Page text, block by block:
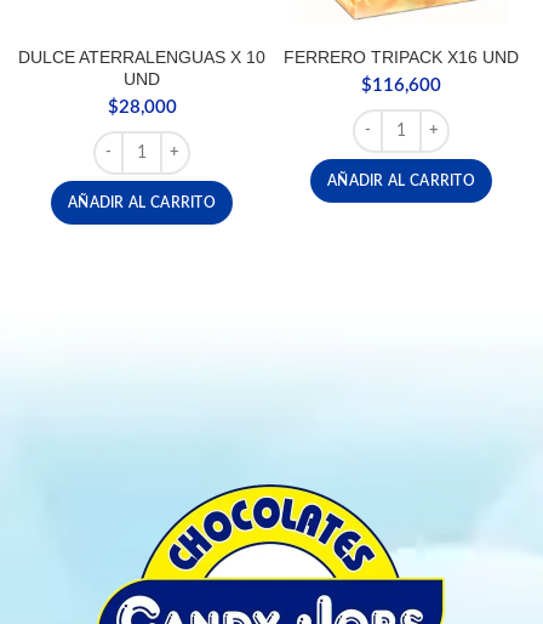
DULCE ATERRALENGUAS X 10
UND
$28,000
DULCE ATERRALENGUAS X 10 UND cantidad
AÑADIR AL CARRITO
FERRERO TRIPACK X16 UND
$116,600
FERRERO TRIPACK
AÑADIR AL CARRITO